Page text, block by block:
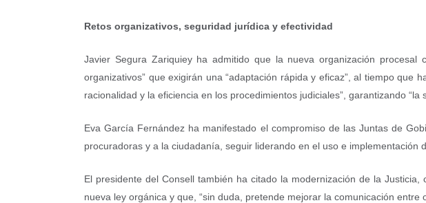
Retos organizativos, seguridad jurídica y efectividad
Javier Segura Zariquiey ha admitido que la nueva organización
organizativos” que exigirán una “adaptación rápida y eficaz”, al tiempo
racionalidad y la eficiencia en los procedimientos judiciales”, garantizando
Eva García Fernández ha manifestado el compromiso de las Juntas de
procuradoras y a la ciudadanía, seguir liderando en el uso e implementación
El presidente del Consell también ha citado la modernización de la
nueva ley orgánica y que, “sin duda, pretende mejorar la comunicación entre